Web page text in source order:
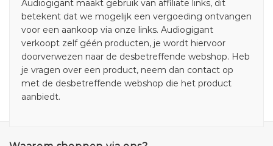
Audiogigant maakt gebruik van affiliate links, dit
betekent dat we mogelijk een vergoeding ontvangen
voor een aankoop via onze links. Audiogigant
verkoopt zelf géén producten, je wordt hiervoor
doorverwezen naar de desbetreffende webshop. Heb
je vragen over een product, neem dan contact op
met de desbetreffende webshop die het product
aanbiedt.